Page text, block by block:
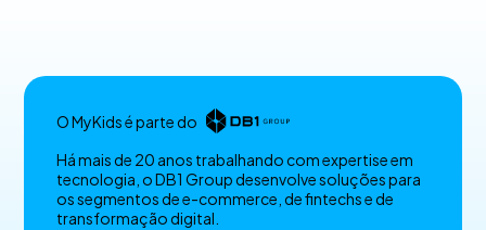
O MyKids é parte do
Há mais de 20 anos trabalhando com expertise em
tecnologia, o DB1 Group desenvolve soluções para
os segmentos de e-commerce, de fintechs e de
transformação digital.